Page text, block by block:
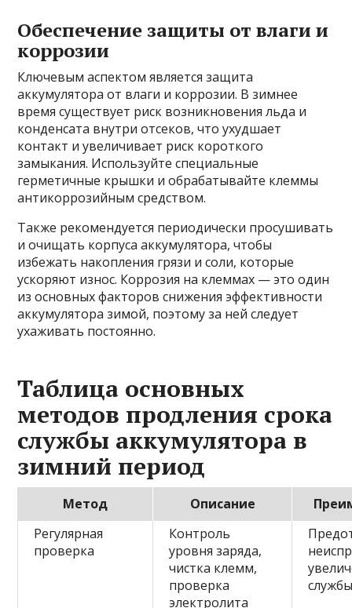
Обеспечение защиты от влаги и
коррозии
Ключевым аспектом является защита
аккумулятора от влаги и коррозии. В зимнее
время существует риск возникновения льда и
конденсата внутри отсеков, что ухудшает
контакт и увеличивает риск короткого
замыкания. Используйте специальные
герметичные крышки и обрабатывайте клеммы
антикоррозийным средством.
Также рекомендуется периодически просушивать
и очищать корпуса аккумулятора, чтобы
избежать накопления грязи и соли, которые
ускоряют износ. Коррозия на клеммах — это один
из основных факторов снижения эффективности
аккумулятора зимой, поэтому за ней следует
ухаживать постоянно.
Таблица основных
методов продления срока
службы аккумулятора в
зимний период
Метод Описание
Регулярная
проверка
Контроль
уровня заряда,
чистка клемм,
проверка
электролита